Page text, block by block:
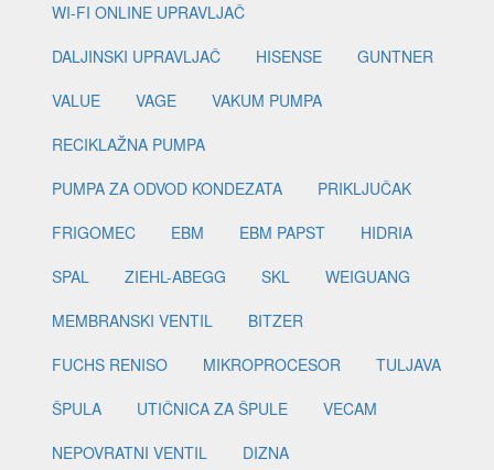
WI-FI ONLINE UPRAVLJAČ
DALJINSKI UPRAVLJAČ
HISENSE
GUNTNER
VALUE
VAGE
VAKUM PUMPA
RECIKLAŽNA PUMPA
PUMPA ZA ODVOD KONDEZATA
PRIKLJUČAK
FRIGOMEC
EBM EBM PAPST
HIDRIA
SPAL
ZIEHL-ABEGG SKL
WEIGUANG
MEMBRANSKI VENTIL
BITZER
FUCHS RENISO
MIKROPROCESOR
TULJAVA
ŠPULA
UTIČNICA ZA ŠPULE
VECAM
NEPOVRATNI VENTIL
DIZNA